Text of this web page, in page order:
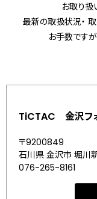
お取り扱
最新の取扱状況・ 取
お手数です
TiCTAC 金沢フ
〒9200849
石川県 金沢市 堀川
076-265-8161